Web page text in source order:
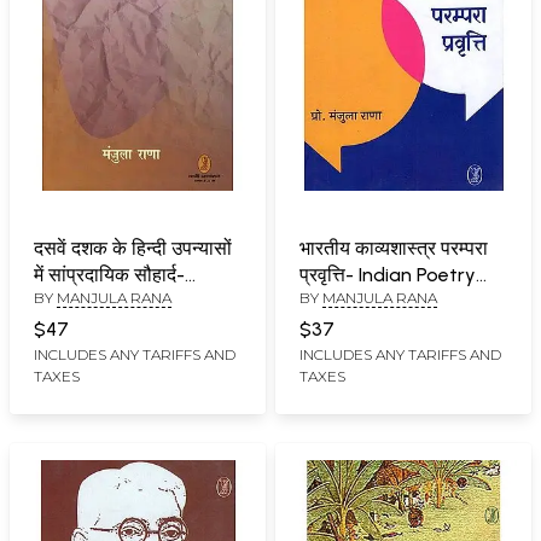
दसवें दशक के हिन्दी उपन्यासों
में सांप्रदायिक सौहार्द-
Dasven Dashak Ke
Hindi Upanyason Mein
Sampradayik
Sauhadra
BY MANJULA RANA
$47
INCLUDES ANY TARIFFS AND
TAXES
भारतीय काव्यशास्त्र परम्परा
प्रवृत्ति- Indian Poetry
Tradition Trend
BY MANJULA RANA
$37
INCLUDES ANY TARIFFS AND
TAXES